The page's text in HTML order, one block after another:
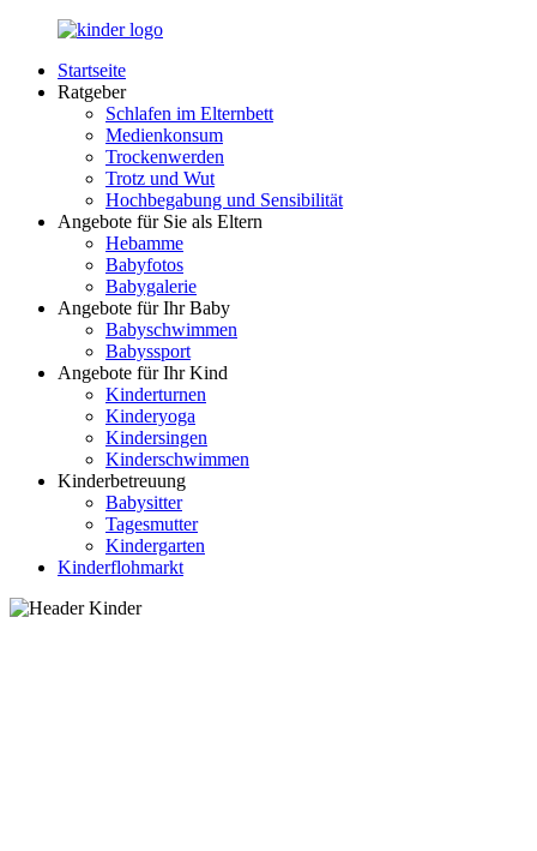
Zurück
Inhalt
LuckyKids.de
Das
Nachwuchs
Startseite
Ratgeber
Schlafen im Elternbett
Medienkonsum
Trockenwerden
Trotz und Wut
Hochbegabung und Sensibilität
Angebote für Sie als Eltern
Hebamme
Babyfotos
Babygalerie
Angebote für Ihr Baby
Babyschwimmen
Babyssport
Angebote für Ihr Kind
Kinderturnen
Kinderyoga
Kindersingen
Kinderschwimmen
Kinderbetreuung
Babysitter
Tagesmutter
Kindergarten
Kinderflohmarkt